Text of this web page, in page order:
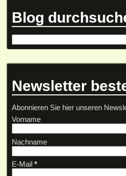
Blog
Newsletter
Abonnieren Sie hier unseren
Vorname
Nachname
E-Mail *